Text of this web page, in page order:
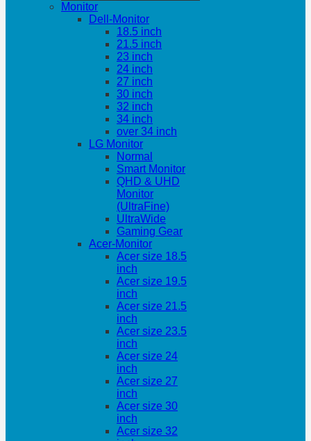
Monitor
Dell-Monitor
18.5 inch
21.5 inch
23 inch
24 inch
27 inch
30 inch
32 inch
34 inch
over 34 inch
LG Monitor
Normal
Smart Monitor
QHD & UHD
Monitor
(UltraFine)
UltraWide
Gaming Gear
Acer-Monitor
Acer size 18.5
inch
Acer size 19.5
inch
Acer size 21.5
inch
Acer size 23.5
inch
Acer size 24
inch
Acer size 27
inch
Acer size 30
inch
Acer size 32